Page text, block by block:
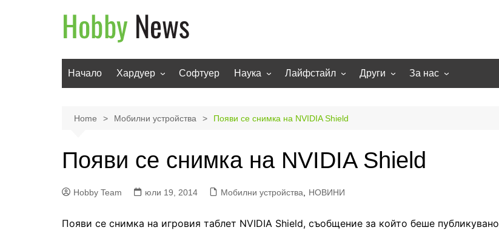
Начало Хардуер
Телевизори
Фото и видео
Софтуер Наука
Роботи
Лайфстайл
Игри
Осветление
Образование
Бизнес
Други
Помощна информация
За нас
Home Мобилни устройства Появи се снимка на NVIDIA Shield
Появи се снимка на NVIDIA Shield
Hobby Team юли 19, 2014 Мобилни устройства НОВИНИ
Появи се снимка на игровия таблет NVIDIA Shield, съобщение за който беше публикувано